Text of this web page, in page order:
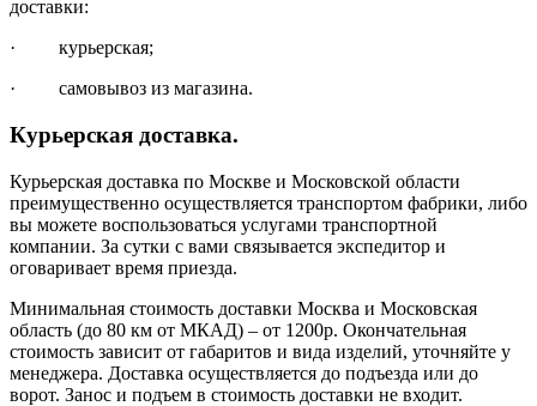
доставки:
· курьерская;
· самовывоз из магазина.
Курьерская доставка.
Курьерская доставка по Москве и Московской области
преимущественно осуществляется транспортом фабрики, либо
вы можете воспользоваться услугами транспортной
компании. За сутки с вами связывается экспедитор и
оговаривает время приезда.
Минимальная стоимость доставки Москва и Московская
область (до 80 км от МКАД) – от 1200р. Окончательная
стоимость зависит от габаритов и вида изделий, уточняйте у
менеджера. Доставка осуществляется до подъезда или до
ворот. Занос и подъем в стоимость доставки не входит.